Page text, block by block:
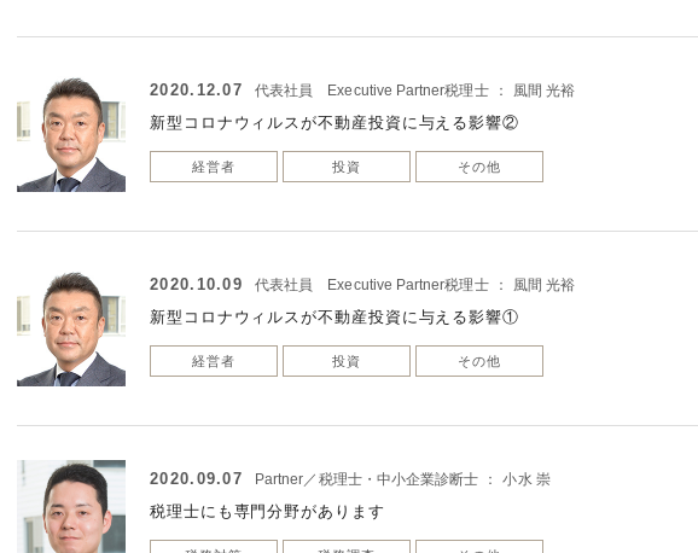
2020.12.07 代表社員 Executive Partner税理士 ： 風間 光裕
新型コロナウィルスが不動産投資に与える影響②
経営者 投資 その他
2020.10.09 代表社員 Executive Partner税理士 ： 風間 光裕
新型コロナウィルスが不動産投資に与える影響①
経営者 投資 その他
2020.09.07 Partner／税理士・中小企業診断士 ： 小水 崇
税理士にも専門分野があります